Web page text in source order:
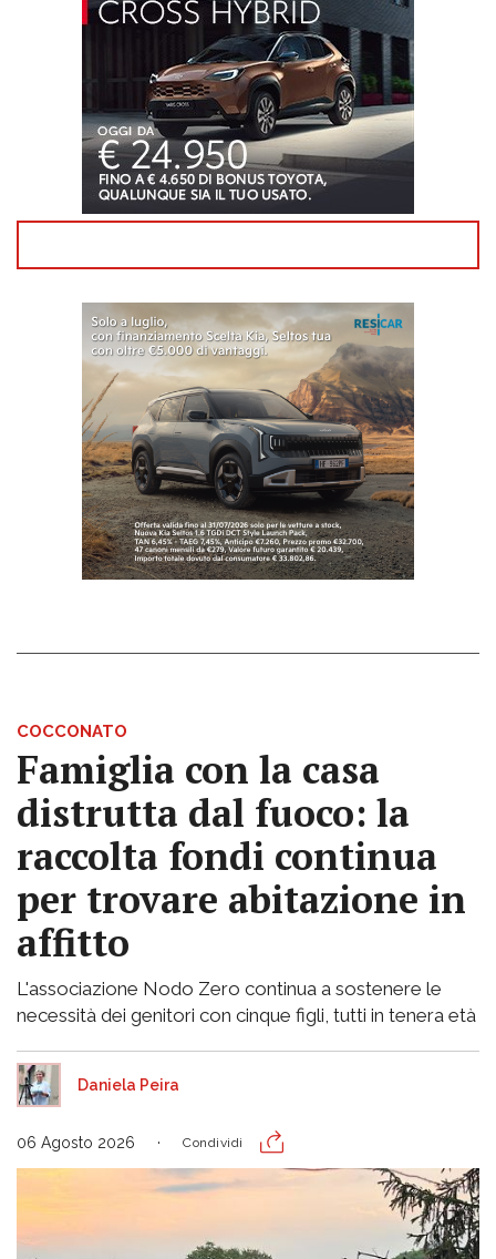
COCCONATO
Famiglia con la casa
distrutta dal fuoco: la
raccolta fondi continua
per trovare abitazione in
affitto
L'associazione Nodo Zero continua a sostenere le
necessità dei genitori con cinque figli, tutti in tenera età
Daniela Peira
06 Agosto 2026 Condividi